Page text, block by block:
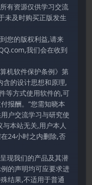
有资源仅供学习交流
未及时购买正版发生
您的版权利益,请来
我们会在收到
机软件保护条例》第
含的设计思想和原理,
等方式使用软件的,可
报酬。”您需知晓本
户交流学习与研究使
本站无关,用户本人
24小时之内删除,否
现我们的产品及其潜
的声明均可应要求进
结果,不适用于普通